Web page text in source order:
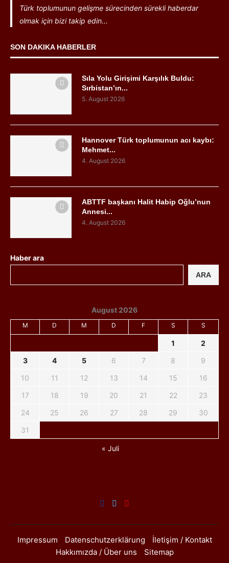
Türk toplumunun gelişme sürecinden sürekli haberdar
olmak için bizi takip edin...
SON DAKIKA HABERLER
Sıla Yolu Girişimi Karşılık Buldu:
Sırbistan’ın...
5. August 2026
Hannover Türk toplumunun acı kaybı:
Mehmet...
4. August 2026
ABTTF başkanı Halit Habip Oğlu’nun
Annesi...
4. August 2026
Haber ara
ARA
August 2026
M D M D F S S
1
2
3
4 5 6 7 8
9
10
11 12 13 14 15
16
17
18 19 20 21 22
23
24
25 26 27 28 29
30
31
« Juli
Impressum Datenschutzerklärung
İletişim / Kontakt
Hakkımızda / Über uns
Sitemap